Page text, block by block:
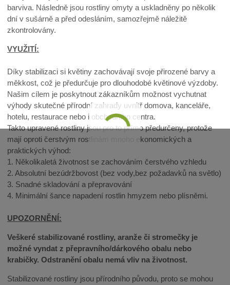
barviva. Následně jsou rostliny omyty a uskladněny po několik
dní v sušárně a před odesláním, samozřejmě náležitě
zkontrolovány.
VYUŽITÍ:
Díky stabilizaci si květiny zachovávají svoje přirozené barvy a
měkkost, což je předurčuje pro dlouhodobé květinové výzdoby.
Našim cílem je poskytnout zákazníkům možnost vychutnat
výhody skutečné přírodní zahrady uvnitř domova, kanceláře,
hotelu, restaurace nebo i obchodního centra.
Takto upravené rostliny jsou pro to přímo předurčeny, protože
mají oproti čerstvým rostlinám mnoho ekonomických a
praktických výhod:
1. Několikaletá životnost se zachováním čerstvého vzhledu
2. Absolutní bezúdržbovost (bez vody,bez požadavků na světlo)
3. Snadné skladování a přepravování
4. Minimální šance napadení rostlin hmyzem nebo plísněmi.
UPOZORNĚNÍ:
Veškeré stabilizované rostliny, aranže či stromečky je
možné vyndat z přepravního/dárkového obalu nebo
krabičky. Odstranění obalu nemá vliv na životnost.
Stabilizované rostliny jsou přírodního původu, proto se mohou